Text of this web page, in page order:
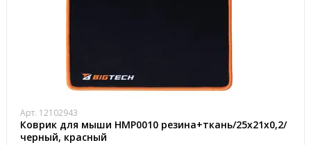
Арт. 12102943
Коврик для мыши HMP0010 резина+ткань/25х21х0,2/
черный, красный